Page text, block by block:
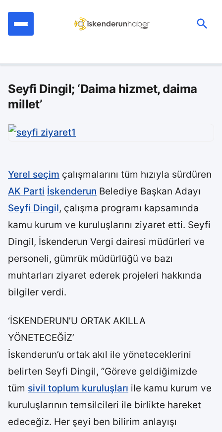
Seyfi Dingil; ‘Daima hizmet, daima
millet’
Yerel seçim çalışmalarını tüm hızıyla sürdüren
AK Parti İskenderun Belediye Başkan Adayı
Seyfi Dingil, çalışma programı kapsamında
kamu kurum ve kuruluşlarını ziyaret etti. Seyfi
Dingil, İskenderun Vergi dairesi müdürleri ve
personeli, gümrük müdürlüğü ve bazı
muhtarları ziyaret ederek projeleri hakkında
bilgiler verdi.
‘İSKENDERUN’U ORTAK AKILLA
YÖNETECEĞİZ’
İskenderun’u ortak akıl ile yöneteceklerini
belirten Seyfi Dingil, ”Göreve geldiğimizde
tüm sivil toplum kuruluşları ile kamu kurum ve
kuruluşlarının temsilcileri ile birlikte hareket
edeceğiz. Her şeyi ben bilirim anlayışı